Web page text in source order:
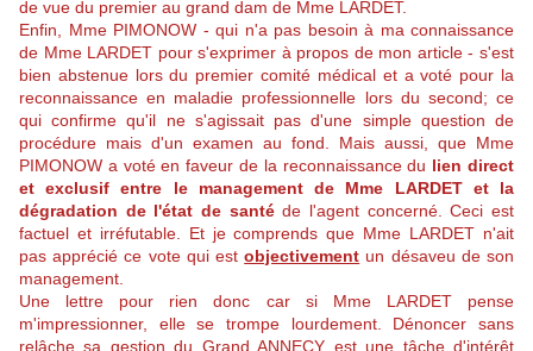
de vue du premier au grand dam de Mme LARDET.
Enfin, Mme PIMONOW - qui n'a pas besoin à ma connaissance
de Mme LARDET pour s'exprimer à propos de mon article - s'est
bien abstenue lors du premier comité médical et a voté pour la
reconnaissance en maladie professionnelle lors du second; ce
qui confirme qu'il ne s'agissait pas d'une simple question de
procédure mais d'un examen au fond. Mais aussi, que Mme
PIMONOW a voté en faveur de la reconnaissance du lien direct
et exclusif entre le management de Mme LARDET et la
dégradation de l'état de santéde l'agent concerné. Ceci est
factuel et irréfutable. Et je comprends que Mme LARDET n'ait
pas apprécié ce vote qui estobjectivement un désaveu de son
management.
Une lettre pour rien donc car si Mme LARDET pense
m'impressionner, elle se trompe lourdement. Dénoncer sans
relâche sa gestion du Grand ANNECY est une tâche d'intérêt